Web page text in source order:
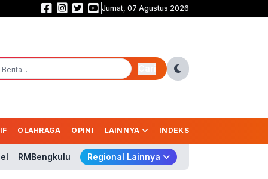
Saling Balas Gol! Persib vs Persebaya Masih Sama Kuat 1-1 di Babak
Jumat, 07 Agustus 2026
OLAHRAGA OPINI LAINNYA INDEKS
RMBengkulu Regional Lainnya